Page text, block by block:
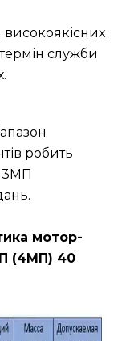
високоякісних
служби
робить
3МП
мотор-
(4МП) 40